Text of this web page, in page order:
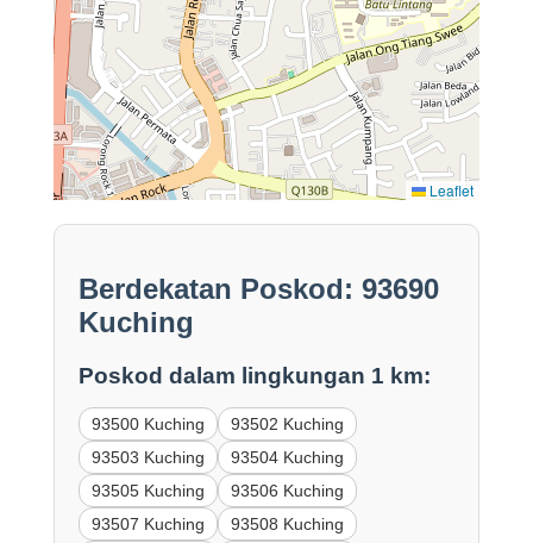
Leaflet
Berdekatan Poskod: 93690
Kuching
Poskod dalam lingkungan 1 km:
93500 Kuching
93502 Kuching
93503 Kuching
93504 Kuching
93505 Kuching
93506 Kuching
93507 Kuching
93508 Kuching